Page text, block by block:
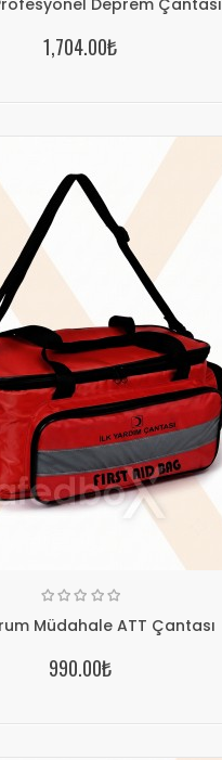
Deprem Çantası
1,704.00₺
Müdahale ATT Çantası
990.00₺